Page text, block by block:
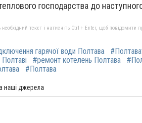
господарства до
текст і натисніть Ctrl + Enter, щоб повідомити
гарячої води Полтава
#ремонт котелень Полтава
#Полтава
наші джерела